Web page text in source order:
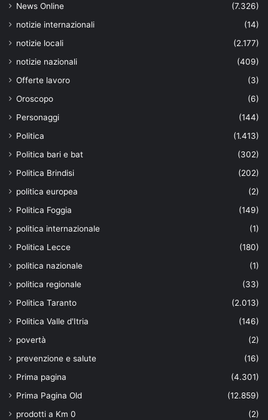
News Online
(7.326)
notizie internazionali
(14)
notizie locali
(2.177)
notizie nazionali
(409)
Offerte lavoro
(3)
Oroscopo
(6)
Personaggi
(144)
Politica
(1.413)
Politica bari e bat
(302)
Politica Brindisi
(202)
politica europea
(2)
Politica Foggia
(149)
politica internazionale
(1)
Politica Lecce
(180)
politica nazionale
(1)
politica regionale
(33)
Politica Taranto
(2.013)
Politica Valle d'Itria
(146)
povertà
(2)
prevenzione e salute
(16)
Prima pagina
(4.301)
Prima Pagina Old
(12.859)
prodotti a Km 0
(2)